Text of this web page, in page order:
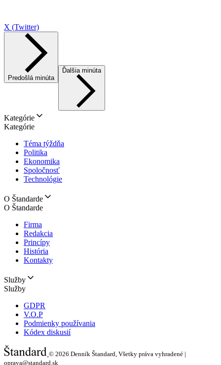
X (Twitter)
Predošlá minúta
Ďalšia minúta
Kategórie
Kategórie
Téma týždňa
Politika
Ekonomika
Spoločnosť
Technológie
O Štandarde
O Štandarde
Firma
Redakcia
Princípy
História
Kontakty
Služby
Služby
GDPR
V.O.P
Podmienky používania
Kódex diskusií
© 2026 Denník Štandard, Všetky práva vyhradené |
oprava@standard.sk